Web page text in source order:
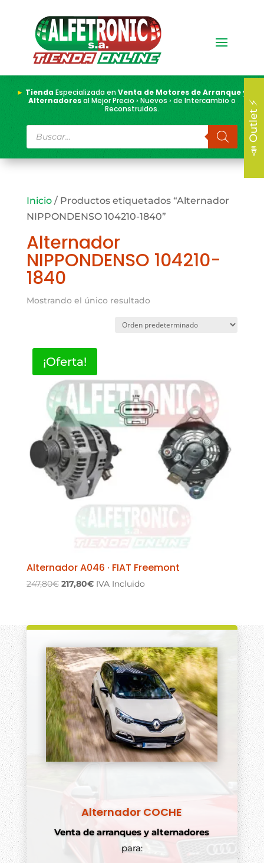
► TiendaEspecializada enVenta de Motores de Arranque y
Alternadoresal Mejor Precio › Nuevos › de Intercambio o
Reconstruidos.
Búsqueda
de
productos
Inicio/ Productos etiquetados “Alternador
NIPPONDENSO 104210-1840”
Alternador
NIPPONDENSO 104210-
1840
Mostrando el único resultado
¡Oferta!
Alternador A046 · FIAT Freemont
247,80€ El
era:
217,80€El
es:
IVA Incluido
Alternador COCHE
Venta de arranques y alternadores
para:
📣 Outlet ⚡